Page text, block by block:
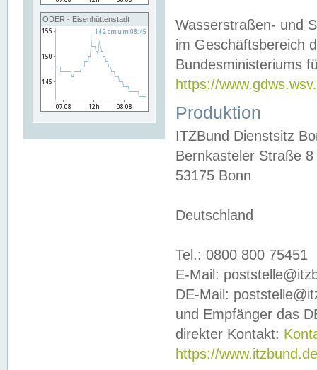
ODER - Eisenhüttenstadt
Wasserstraßen- und
im Geschäftsbereich
Bundesministeriums
https://
Produktion
ITZBund Dienstsitz
Bernkasteler Straße 8
53175 Bonn
Deutschland
Tel.: 0800 800 75451
E-Mail:
DE-Mail:
und Empfänger das
direkter Kontakt:
https://